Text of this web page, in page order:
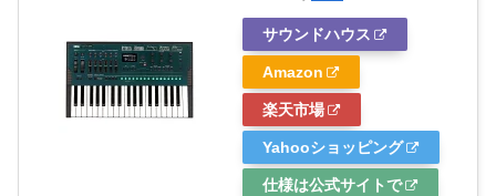
サウンドハウス
Amazon
楽天市場
Yahooショッピング
仕様は公式サイトで